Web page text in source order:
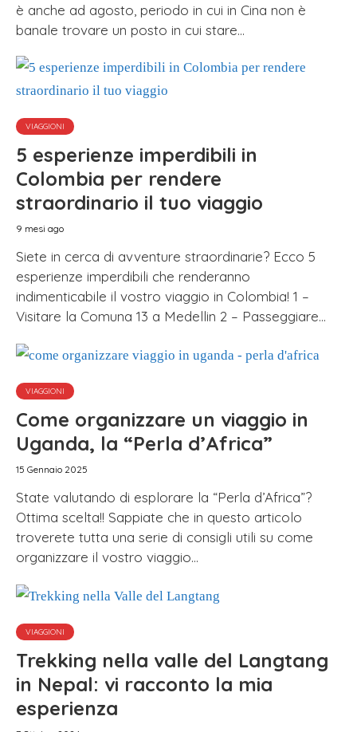
è anche ad agosto, periodo in cui in Cina non è
banale trovare un posto in cui stare...
VIAGGIONI
5 esperienze imperdibili in
Colombia per rendere
straordinario il tuo viaggio
9 mesi ago
Siete in cerca di avventure straordinarie? Ecco 5
esperienze imperdibili che renderanno
indimenticabile il vostro viaggio in Colombia! 1 –
Visitare la Comuna 13 a Medellin 2 – Passeggiare...
VIAGGIONI
Come organizzare un viaggio in
Uganda, la “Perla d’Africa”
15 Gennaio 2025
State valutando di esplorare la “Perla d’Africa”?
Ottima scelta!! Sappiate che in questo articolo
troverete tutta una serie di consigli utili su come
organizzare il vostro viaggio...
VIAGGIONI
Trekking nella valle del Langtang
in Nepal: vi racconto la mia
esperienza